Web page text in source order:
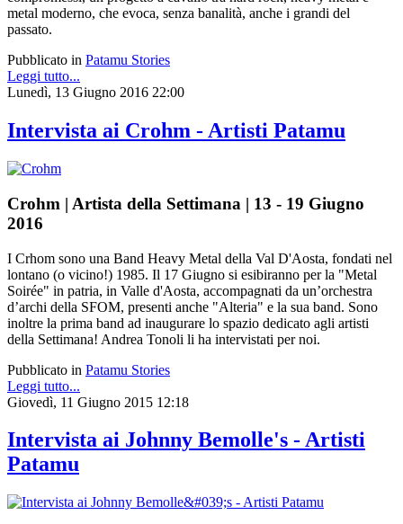
metal moderno, che evoca, senza banalità, anche i grandi del
passato.
Pubblicato in Patamu Stories
Leggi tutto...
Lunedì, 13 Giugno 2016 22:00
Intervista ai Crohm - Artisti Patamu
Crohm | Artista della Settimana | 13 - 19 Giugno
2016
I Crhom sono una Band Heavy Metal della Val D'Aosta, fondati nel
lontano (o vicino!) 1985. Il 17 Giugno si esibiranno per la "Metal
Soirée" in patria, in Valle d'Aosta, accompagnati da un’orchestra
d’archi della SFOM, presenti anche "Alteria" e la sua band. Sono
inoltre la prima band ad inaugurare lo spazio dedicato agli artisti
della Settimana! Andrea Tonoli li ha intervistati per noi.
Pubblicato in Patamu Stories
Leggi tutto...
Giovedì, 11 Giugno 2015 12:18
Intervista ai Johnny Bemolle's - Artisti
Patamu